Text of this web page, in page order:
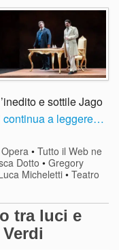
e sottile Jago
continua a leggere…
Opera • Tutto il Web ne
Dotto •Gregory
Micheletti • Teatro
tra luci e